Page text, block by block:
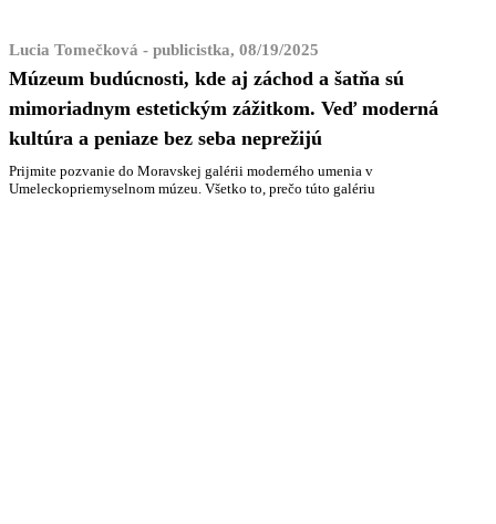
Lucia Tomečková - publicistka, 08/19/2025
Múzeum budúcnosti, kde aj záchod a šatňa sú
mimoriadnym estetickým zážitkom. Veď moderná
kultúra a peniaze bez seba neprežijú
Prijmite pozvanie do Moravskej galérii moderného umenia v
Umeleckopriemyselnom múzeu. Všetko to, prečo túto galériu